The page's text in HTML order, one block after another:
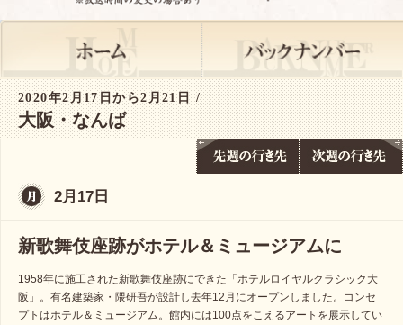
2020年2月17日から2月21日 /
大阪・なんば
2月17日
新歌舞伎座跡がホテル＆ミュージアムに
1958年に施工された新歌舞伎座跡にできた「ホテルロイヤルクラシック大
阪」。有名建築家・隈研吾が設計し去年12月にオープンしました。コンセ
プトはホテル＆ミュージアム。館内には100点をこえるアートを展示してい